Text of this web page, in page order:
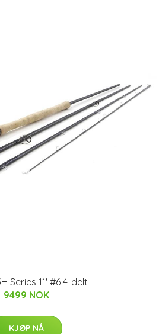
Series 11' #6 4-delt
9499 NOK
KJØP NÅ